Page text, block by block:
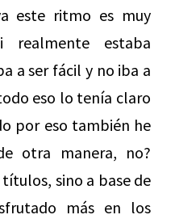
este ritmo es muy
estaba
a ser fácil y no iba a
eso lo tenía claro
por eso también he
otra manera, no?
sino a base de
más en los